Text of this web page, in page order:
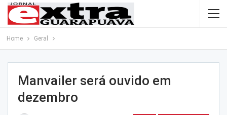
Home Geral
Manvailer será ouvido em
dezembro